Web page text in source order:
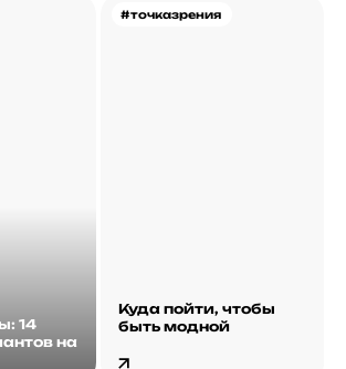
14
на
#точказрения
Куда пойти, чтобы
быть модной